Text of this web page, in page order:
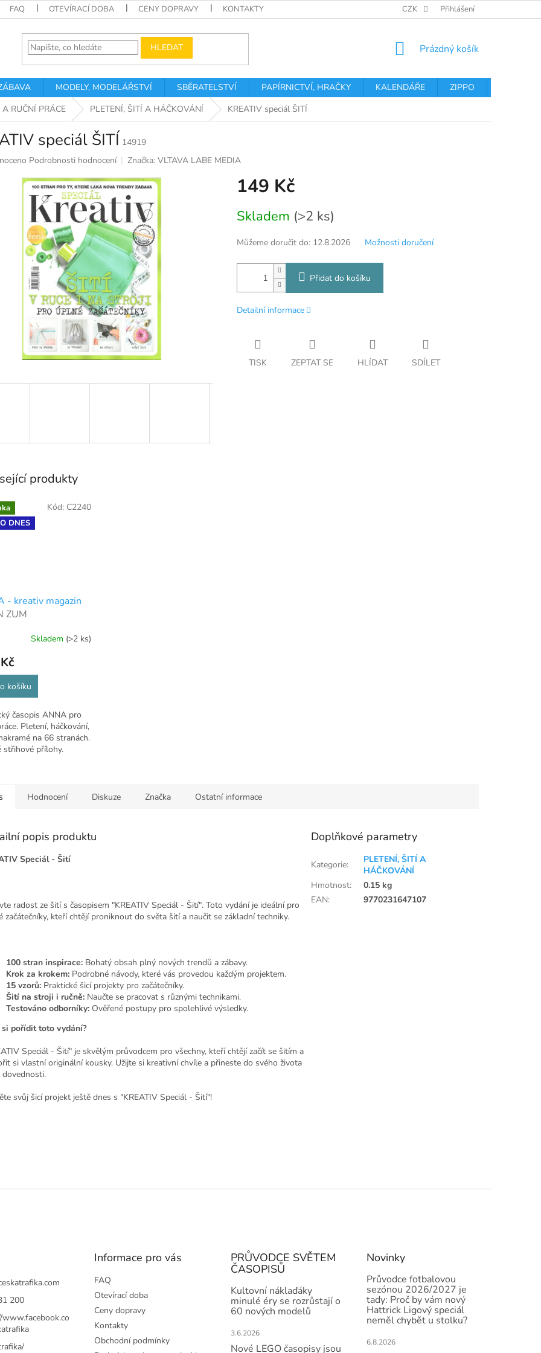
FAQ OTEVÍRACÍ DOBA CENY DOPRAVY KONTAKTY PODMÍNKY OCHRANY OSOBNÍCH
CZK Přihlášení
HLEDAT
NÁKUPNÍ
Prázdný košík
MODELY, MODELÁŘSTVÍ SBĚRATELSTVÍ PAPÍRNICTVÍ, HRAČKY KALENDÁŘE ZIPPO
RUČNÍ PRÁCE PLETENÍ, ŠITÍ A HÁČKOVÁNÍ KREATIV speciál ŠITÍ
speciál ŠITÍ 14919
Podrobnosti hodnocení Značka: VLTAVA LABE MEDIA
149 Kč
cena:
Skladem (>2 ks)
Můžeme doručit do: 12.8.2026 Možnosti doručení
Přidat do košíku
Detailní informace
TISK ZEPTAT SE HLÍDAT SDÍLET
produkty
DNES
- kreativ magazin
ZUM
& AKTUELL
Skladem (>2 ks)
košíku
časopis ANNA pro
Pletení, háčkování,
na 66 stranách.
střihové přílohy.
Kód: C2240
Hodnocení Diskuze Značka Ostatní informace
popis produktu
Speciál - Šití
radost ze šití s časopisem "KREATIV Speciál - Šití". Toto vydání je ideální pro
začátečníky, kteří chtějí proniknout do světa šití a naučit se základní techniky.
100 stran inspirace: Bohatý obsah plný nových trendů a zábavy.
Krok za krokem: Podrobné návody, které vás provedou každým projektem.
15 vzorů: Praktické šicí projekty pro začátečníky.
Šití na stroji i ručně: Naučte se pracovat s různými technikami.
Testováno odborníky: Ověřené postupy pro spolehlivé výsledky.
si pořídit toto vydání?
Speciál - Šití" je skvělým průvodcem pro všechny, kteří chtějí začít se šitím a
si vlastní originální kousky. Užijte si kreativní chvíle a přineste do svého života
dovednosti.
svůj šicí projekt ještě dnes s "KREATIV Speciál - Šití"!
Doplňkové parametry
Kategorie:
PLETENÍ, ŠITÍ A
HÁČKOVÁNÍ
Hmotnost:
0.15 kg
EAN: 9770231647107
200
Informace pro vás
FAQ
Otevírací doba
Ceny dopravy
Kontakty
Obchodní podmínky
PRŮVODCE SVĚTEM
ČASOPISŮ
Kultovní náklaďáky
minulé éry se rozrůstají o
60 nových modelů
3.6.2026
Nové LEGO časopisy jsou
Novinky
Průvodce fotbalovou
sezónou 2026/2027 je
tady: Proč by vám nový
Hattrick Ligový speciál
neměl chybět u stolku?
6.8.2026